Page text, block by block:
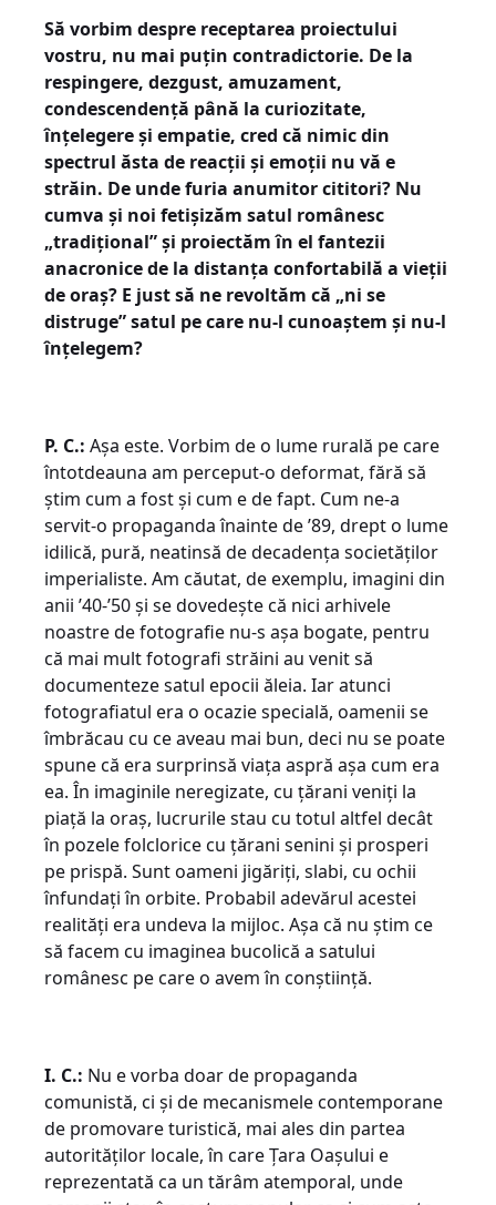
Să vorbim despre receptarea proiectului
vostru, nu mai puțin contradictorie. De la
respingere, dezgust, amuzament,
condescendență până la curiozitate,
înțelegere și empatie, cred că nimic din
spectrul ăsta de reacții și emoții nu vă e
străin. De unde furia anumitor cititori? Nu
cumva și noi fetișizăm satul românesc
„tradițional” și proiectăm în el fantezii
anacronice de la distanța confortabilă a vieții
de oraș? E just să ne revoltăm că „ni se
distruge” satul pe care nu-l cunoaștem și nu-l
înțelegem?
P. C.: Așa este. Vorbim de o lume rurală pe care
întotdeauna am perceput-o deformat, fără să
știm cum a fost și cum e de fapt. Cum ne-a
servit-o propaganda înainte de ’89, drept o lume
idilică, pură, neatinsă de decadența societăților
imperialiste. Am căutat, de exemplu, imagini din
anii ’40-’50 și se dovedește că nici arhivele
noastre de fotografie nu-s așa bogate, pentru
că mai mult fotografi străini au venit să
documenteze satul epocii ăleia. Iar atunci
fotografiatul era o ocazie specială, oamenii se
îmbrăcau cu ce aveau mai bun, deci nu se poate
spune că era surprinsă viața aspră așa cum era
ea. În imaginile neregizate, cu țărani veniți la
piață la oraș, lucrurile stau cu totul altfel decât
în pozele folclorice cu țărani senini și prosperi
pe prispă. Sunt oameni jigăriți, slabi, cu ochii
înfundați în orbite. Probabil adevărul acestei
realități era undeva la mijloc. Așa că nu știm ce
să facem cu imaginea bucolică a satului
românesc pe care o avem în conștiință.
I. C.: Nu e vorba doar de propaganda
comunistă, ci și de mecanismele contemporane
de promovare turistică, mai ales din partea
autorităților locale, în care Țara Oașului e
reprezentată ca un tărâm atemporal, unde